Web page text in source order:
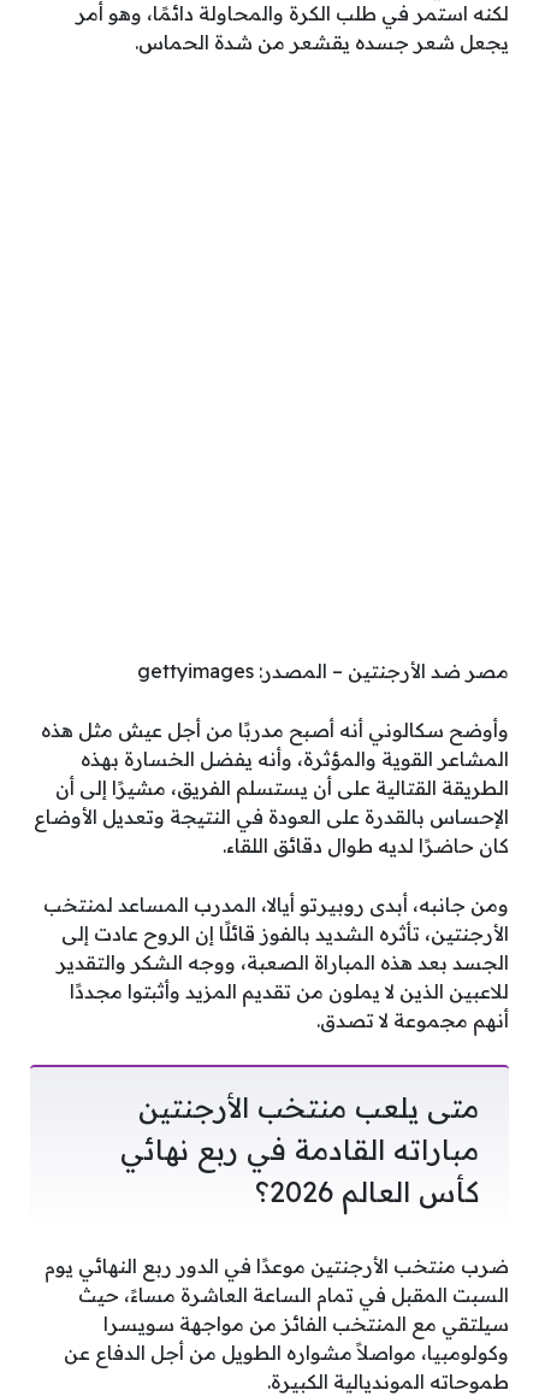
لكنه استمر في طلب الكرة والمحاولة دائمًا، وهو أمر
يجعل شعر جسده يقشعر من شدة الحماس.
مصر ضد الأرجنتين – المصدر: gettyimages
وأوضح سكالوني أنه أصبح مدربًا من أجل عيش مثل هذه
المشاعر القوية والمؤثرة، وأنه يفضل الخسارة بهذه
الطريقة القتالية على أن يستسلم الفريق، مشيرًا إلى أن
الإحساس بالقدرة على العودة في النتيجة وتعديل الأوضاع
كان حاضرًا لديه طوال دقائق اللقاء.
ومن جانبه، أبدى روبيرتو أيالا، المدرب المساعد لمنتخب
الأرجنتين، تأثره الشديد بالفوز قائلًا إن الروح عادت إلى
الجسد بعد هذه المباراة الصعبة، ووجه الشكر والتقدير
للاعبين الذين لا يملون من تقديم المزيد وأثبتوا مجددًا
أنهم مجموعة لا تصدق.
متى يلعب منتخب الأرجنتين
مباراته القادمة في ربع نهائي
كأس العالم 2026؟
ضرب منتخب الأرجنتين موعدًا في الدور ربع النهائي يوم
السبت المقبل في تمام الساعة العاشرة مساءً، حيث
سيلتقي مع المنتخب الفائز من مواجهة سويسرا
وكولومبيا، مواصلاً مشواره الطويل من أجل الدفاع عن
طموحاته المونديالية الكبيرة.